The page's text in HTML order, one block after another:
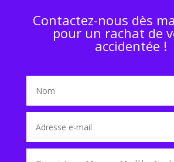
Contactez-nous dès
pour un rachat de
accidentée !